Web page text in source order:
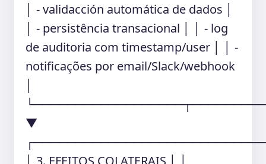
│ - validacción automática de dados │
│ - persistência transacional │ │ - log
de auditoria com timestamp/user │ │ -
notificações por email/Slack/webhook
▼
│ 3. EFEITOS COLATERAIS │ │